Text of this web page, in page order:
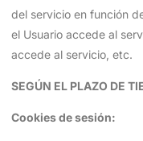
del servicio en función
el Usuario accede al
accede al servicio, etc.
SEGÚN EL PLAZO DE
Cookies de sesión: